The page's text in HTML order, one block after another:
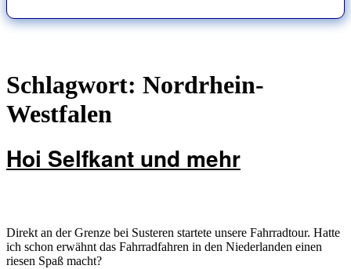
Schlagwort: Nordrhein-
Westfalen
Hoi Selfkant und mehr
Direkt an der Grenze bei Susteren startete unsere Fahrradtour. Hatte
ich schon erwähnt das Fahrradfahren in den Niederlanden einen
riesen Spaß macht?